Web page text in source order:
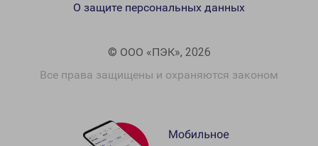
© ООО «ПЭК», 2026
Все права защищены и охраняются законом
О защите персональных данных